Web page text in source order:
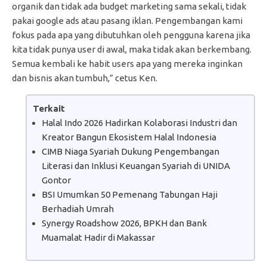
organik dan tidak ada budget marketing sama sekali, tidak
pakai google ads atau pasang iklan. Pengembangan kami
fokus pada apa yang dibutuhkan oleh pengguna karena jika
kita tidak punya user di awal, maka tidak akan berkembang.
Semua kembali ke habit users apa yang mereka inginkan
dan bisnis akan tumbuh,” cetus Ken.
Terkait
Halal Indo 2026 Hadirkan Kolaborasi Industri dan
Kreator Bangun Ekosistem Halal Indonesia
CIMB Niaga Syariah Dukung Pengembangan
Literasi dan Inklusi Keuangan Syariah di UNIDA
Gontor
BSI Umumkan 50 Pemenang Tabungan Haji
Berhadiah Umrah
Synergy Roadshow 2026, BPKH dan Bank
Muamalat Hadir di Makassar